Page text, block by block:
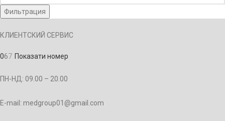
Фильтрация
КЛИЕНТСКИЙ СЕРВИС
067 Показати номер
ПН-НД: 09.00 – 20.00
E-mail: medgroup01@gmail.com